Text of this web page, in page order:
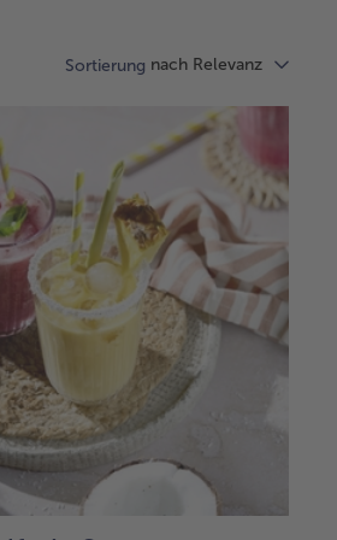
Sortierung nach Relevanz